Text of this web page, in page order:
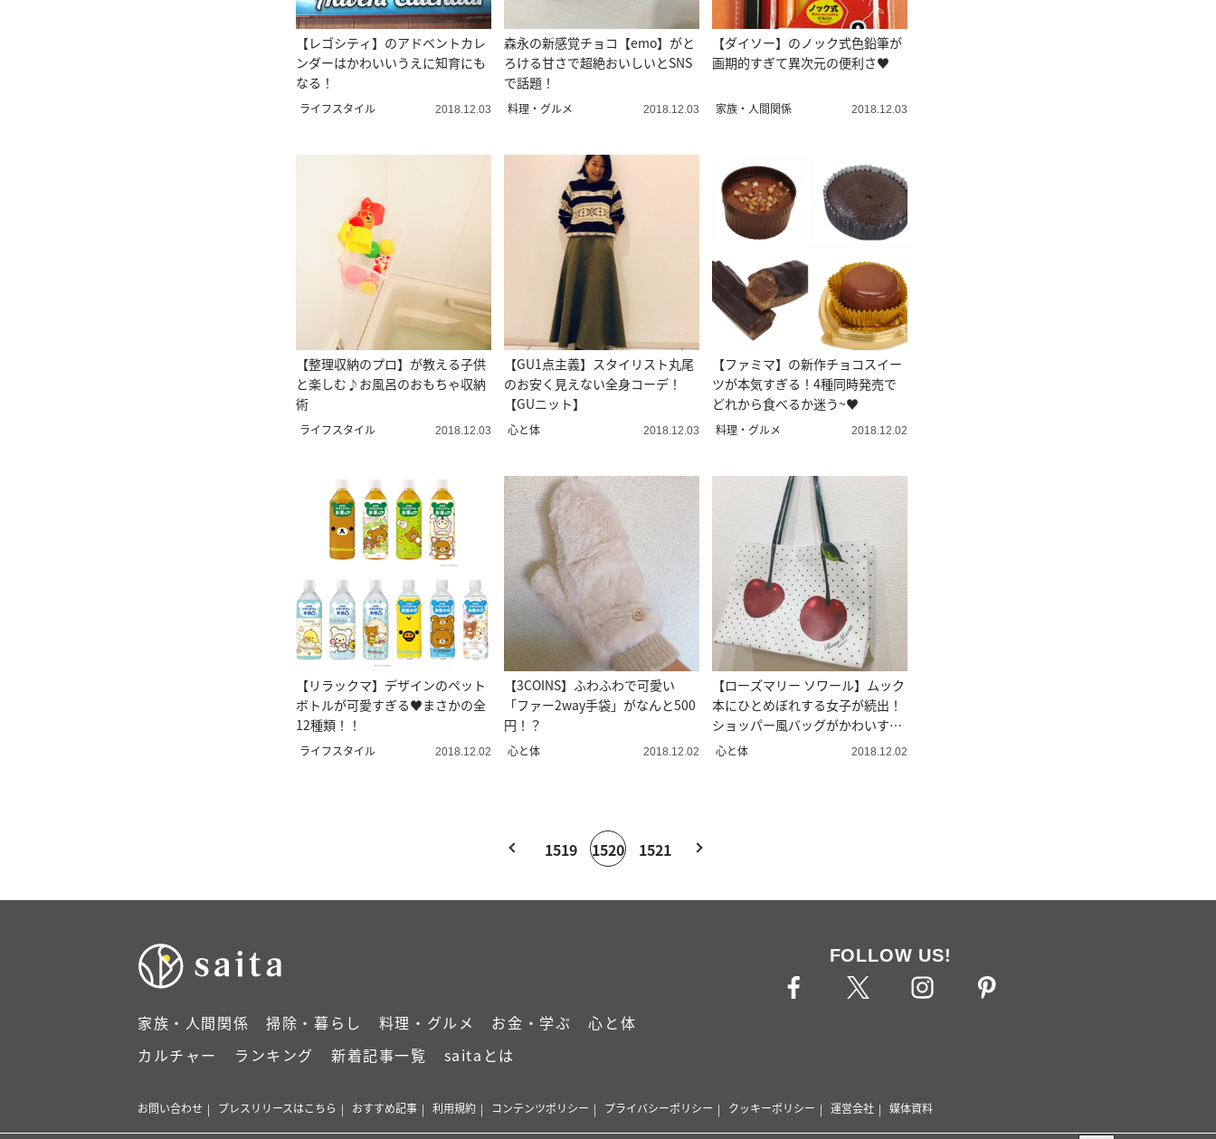
【レゴシティ】のアドベントカレ
ンダーはかわいいうえに知育にも
なる！
ライフスタイル 2018.12.03
森永の新感覚チョコ【emo】がと
ろける甘さで超絶おいしいとSNS
で話題！
料理・グルメ 2018.12.03
【ダイソー】のノック式色鉛筆が
画期的すぎて異次元の便利さ♥
家族・人間関係 2018.12.03
【整理収納のプロ】が教える子供
と楽しむ♪お風呂のおもちゃ収納
術
ライフスタイル 2018.12.03
【GU1点主義】スタイリスト丸尾
のお安く見えない全身コーデ！
【GUニット】
心と体 2018.12.03
【ファミマ】の新作チョコスイー
ツが本気すぎる！4種同時発売で
どれから食べるか迷う~♥
料理・グルメ 2018.12.02
【リラックマ】デザインのペット
ボトルが可愛すぎる♥まさかの全
12種類！！
ライフスタイル 2018.12.02
【3COINS】ふわふわで可愛い
「ファー2way手袋」がなんと500
円！？
心と体 2018.12.02
【ローズマリー ソワール】ムック
本にひとめぼれする女子が続出！
ショッパー風バッグがかわいすぎ
♥
心と体 2018.12.02
1519 1520 1521
家族・人間関係 掃除・暮らし 料理・グルメ お金・学ぶ
心と体
カルチャー
ランキング 新着記事一覧 saitaとは
FOLLOW US!
お問い合わせ プレスリリースはこちら おすすめ記事 利用規約 コンテンツポリシー プライバシーポリシー クッキーポリシー 運営会社 媒体資料